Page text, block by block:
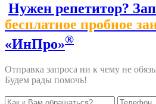
Нужен репетитор?
бесплатное пробное
«ИнПро»®
Отправка запроса ни к чему не
Будем рады помочь!